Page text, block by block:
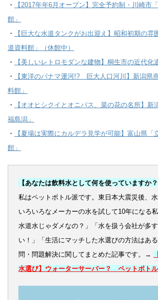
・
【2017年年6月オープン】完全予約制・川崎市
館」
・
【巨大な水道タンクがお出迎え】昭和初期の雰
道資料館」（休館中）
・
【美しいレトロモダンな建物】桐生市の近代化
・
【東洋のパナマ運河!? 巨大人口河川】新潟県
料館」
・
【オオヒシクイとオニバス、菜の花の名所】新
福島潟」
・
【夏場は実際にカルデラ見学が可能】富山県「
館」
【あなたは飲料水として何を使っていますか？
私はペットボトル派です。東日本大震災後、水
いろいろなメーカーの水を試して10年になる
水道水じゃダメなの？」「水を扱う会社が多
い！」「生活にマッチした水選びの方法はあ
問・問題解決に関してまとめた記事です。→
水選び】ウォーターサーバー？ ペットボトル